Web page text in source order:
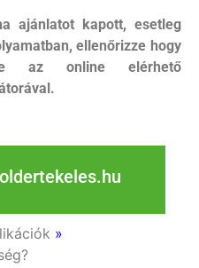
ajánlatot kapott, esetleg
ellenőrizze hogy
az online elérhető
»